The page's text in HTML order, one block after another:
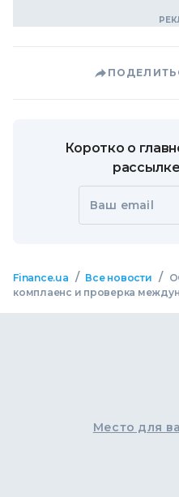
Коротко о
Ваш email
Finance.ua / Все новости /
комплаенс и проверка
Место для